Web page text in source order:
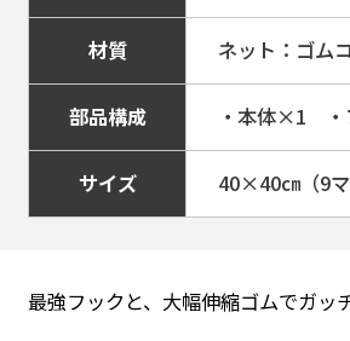
材質 ネット：ゴム
部品構成 ・本体×1
サイズ 40×40㎝（9
最強フックと、大幅伸縮ゴムでガッ